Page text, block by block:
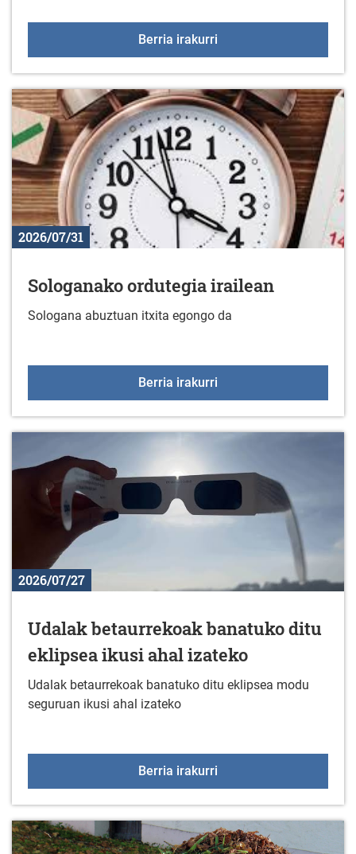
Berria irakurri
2026/07/31
Sologanako ordutegia irailean
Sologana abuztuan itxita egongo da
Berria irakurri
2026/07/27
Udalak betaurrekoak banatuko ditu
eklipsea ikusi ahal izateko
Udalak betaurrekoak banatuko ditu eklipsea modu
seguruan ikusi ahal izateko
Berria irakurri